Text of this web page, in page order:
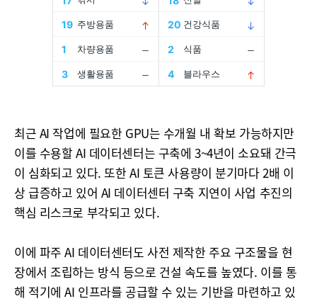
최근 AI 작업에 필요한 GPU는 수개월 내 확보 가능하지만
이를 수용할 AI 데이터센터는 구축에 3~4년이 소요돼 간극
이 심화되고 있다. 또한 AI 토큰 사용량이 분기마다 2배 이
상 급증하고 있어 AI 데이터센터 구축 지연이 사업 추진의
핵심 리스크로 부각되고 있다.
이에 파주 AI 데이터센터도 사전 제작한 주요 구조물을 현
장에서 조립하는 방식 등으로 건설 속도를 높였다. 이를 통
해 적기에 AI 인프라를 공급할 수 있는 기반을 마련하고 있